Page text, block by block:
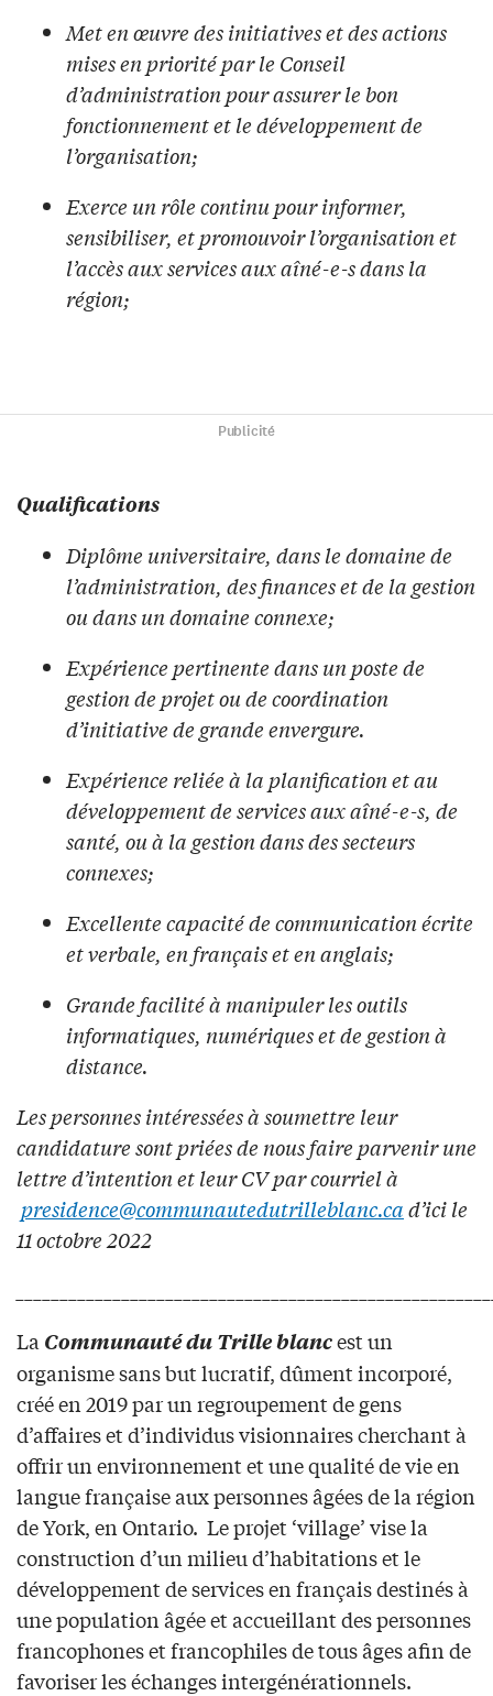
Met en œuvre des initiatives et des actions
mises en priorité par le Conseil
d’administration pour assurer le bon
fonctionnement et le développement de
l’organisation;
Exerce un rôle continu pour informer,
sensibiliser, et promouvoir l’organisation et
l’accès aux services aux aîné-e-s dans la
région;
Publicité
Qualifications
Diplôme universitaire, dans le domaine de
l’administration, des finances et de la gestion
ou dans un domaine connexe;
Expérience pertinente dans un poste de
gestion de projet ou de coordination
d’initiative de grande envergure.
Expérience reliée à la planification et au
développement de services aux aîné-e-s, de
santé, ou à la gestion dans des secteurs
connexes;
Excellente capacité de communication écrite
et verbale, en français et en anglais;
Grande facilité à manipuler les outils
informatiques, numériques et de gestion à
distance.
Les personnes intéressées à soumettre leur
candidature sont priées de nous faire parvenir une
lettre d’intention et leur CV par courriel à
presidence@communautedutrilleblanc.cad’ici le
11 octobre 2022
La Communauté du Trille blancest un
organisme sans but lucratif, dûment incorporé,
créé en 2019 par un regroupement de gens
d’affaires et d’individus visionnaires cherchant à
offrir un environnement et une qualité de vie en
langue française aux personnes âgées de la région
de York, en Ontario. Le projet ‘village’ vise la
construction d’un milieu d’habitations et le
développement de services en français destinés à
une population âgée et accueillant des personnes
francophones et francophiles de tous âges afin de
favoriser les échanges intergénérationnels.